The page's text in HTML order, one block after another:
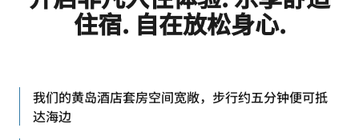
住宿. 自在放松身心.
我们的黄岛酒店套房空间宽敞，步行约五分钟便可抵
达海边